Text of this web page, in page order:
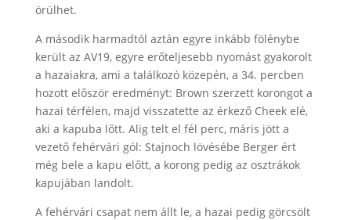
örülhet.
A második harmadtól aztán egyre inkább fölénybe
került az AV19, egyre erőteljesebb nyomást gyakorolt
a hazaiakra, ami a találkozó közepén, a 34. percben
hozott először eredményt: Brown szerzett korongot a
hazai térfélen, majd visszatette az érkező Cheek elé,
aki a kapuba lőtt. Alig telt el fél perc, máris jött a
vezető fehérvári gól: Stajnoch lövésébe Berger ért
még bele a kapu előtt, a korong pedig az osztrákok
kapujában landolt.
A fehérvári csapat nem állt le, a hazai pedig görcsölt